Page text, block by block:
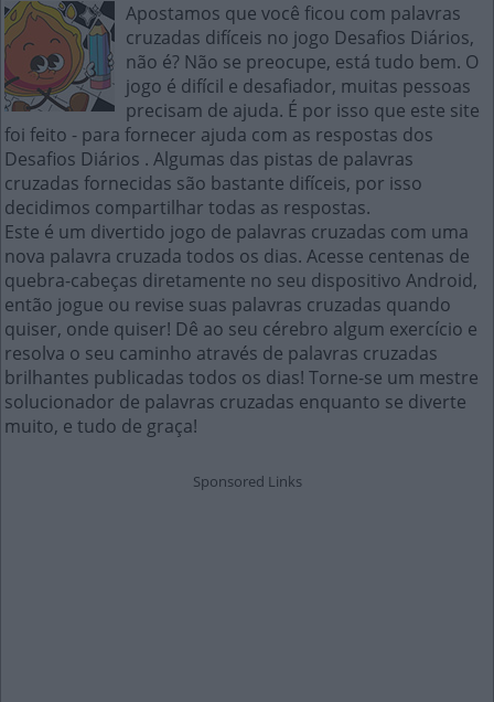
Apostamos que você ficou com palavras
cruzadas difíceis no jogo Desafios Diários,
não é? Não se preocupe, está tudo bem. O
jogo é difícil e desafiador, muitas pessoas
precisam de ajuda. É por isso que este site
foi feito - para fornecer ajuda com as respostas dos
Desafios Diários . Algumas das pistas de palavras
cruzadas fornecidas são bastante difíceis, por isso
decidimos compartilhar todas as respostas.
Este é um divertido jogo de palavras cruzadas com uma
nova palavra cruzada todos os dias. Acesse centenas de
quebra-cabeças diretamente no seu dispositivo Android,
então jogue ou revise suas palavras cruzadas quando
quiser, onde quiser! Dê ao seu cérebro algum exercício e
resolva o seu caminho através de palavras cruzadas
brilhantes publicadas todos os dias! Torne-se um mestre
solucionador de palavras cruzadas enquanto se diverte
muito, e tudo de graça!